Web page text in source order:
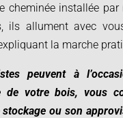
cheminée installée par
ils allument avec
la marche
peuvent à
de votre bois, vous
ou son